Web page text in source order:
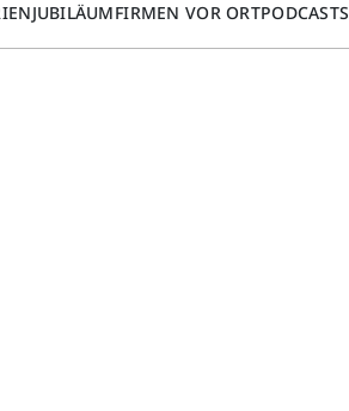
JUBILÄUMFIRMEN VOR ORTPODCASTS